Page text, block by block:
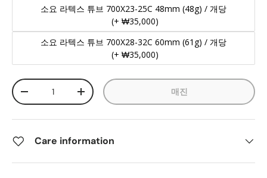
소요 라텍스 튜브 700X23-25C 48mm (48g) / 개당
(+ ₩35,000)
소요 라텍스 튜브 700X28-32C 60mm (61g) / 개당
(+ ₩35,000)
수량
+ 매진
Care information